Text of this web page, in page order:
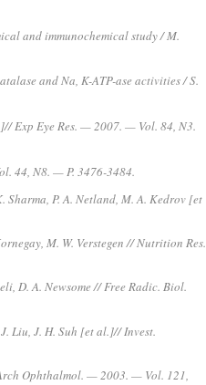
and immunochemical study / M.
and Na, K-ATP-ase activities / S.
Exp Eye Res. — 2007. — Vol. 84, N3.
44, N8. — P. 3476-3484.
P. A. Netland, M. A. Kedrov [et
M. W. Verstegen // Nutrition Res.
D. A. Newsome // Free Radic. Biol.
Liu, J. H. Suh [et al.]// Invest.
Ophthalmol. — 2003. — Vol. 121,